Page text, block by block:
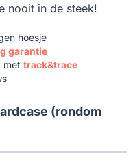
nooit in de steek!
hoesje
garantie
met track&trace
(rondom